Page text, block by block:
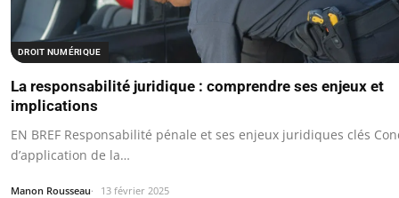
DROIT NUMÉRIQUE
La responsabilité juridique : comprendre ses enjeux et
implications
EN BREF Responsabilité pénale et ses enjeux juridiques clés
d’application de la…
Manon Rousseau 13 février 2025